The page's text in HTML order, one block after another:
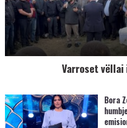
Varroset
Bora